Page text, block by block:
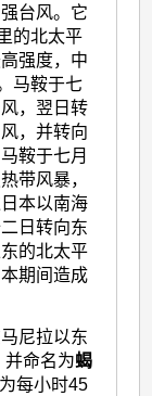
台风。它
的北太平
强度，中
马鞍于七
，翌日转
，并转向
鞍于七月
带风暴，
本以南海
日转向东
的北太平
期间造成
尼拉以东
并命名为蝎
每小时45